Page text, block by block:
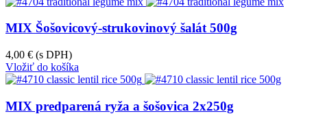
MIX Šošovicový-strukovinový šalát 500g
4,00 € (s DPH)
Vložiť do košíka
MIX predparená ryža a šošovica 2x250g